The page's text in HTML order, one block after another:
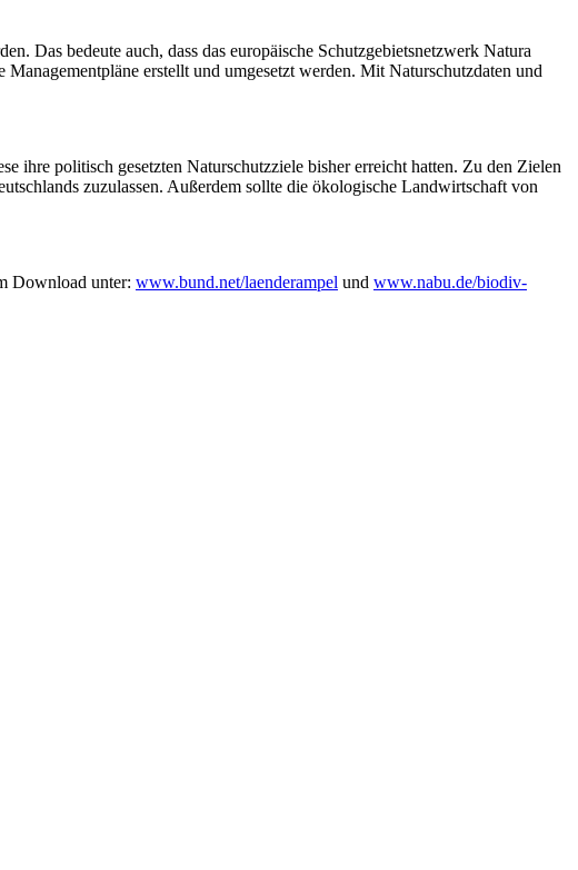
Das bedeute auch, dass das europäische Schutzgebietsnetzwerk Natura
erstellt und umgesetzt werden. Mit Naturschutzdaten und
ihre politisch gesetzten Naturschutzziele bisher erreicht hatten. Zu den Zielen
zuzulassen. Außerdem sollte die ökologische Landwirtschaft von
Download unter: www.bund.net/laenderampel und www.nabu.de/biodiv-